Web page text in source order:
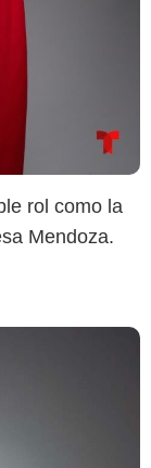
rol como la
Mendoza.